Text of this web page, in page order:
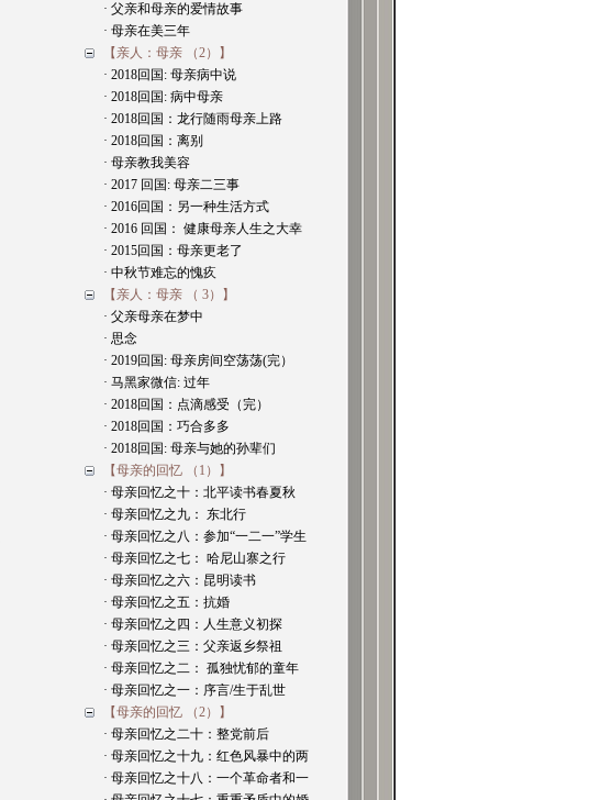
· 父亲和母亲的爱情故事
· 母亲在美三年
【亲人：母亲 （2）】
· 2018回国: 母亲病中说
· 2018回国: 病中母亲
· 2018回国：龙行随雨母亲上路
· 2018回国：离别
· 母亲教我美容
· 2017 回国: 母亲二三事
· 2016回国：另一种生活方式
· 2016 回国： 健康母亲人生之大幸
· 2015回国：母亲更老了
· 中秋节难忘的愧疚
【亲人：母亲 （ 3）】
· 父亲母亲在梦中
· 思念
· 2019回国: 母亲房间空荡荡(完）
· 马黑家微信: 过年
· 2018回国：点滴感受（完）
· 2018回国：巧合多多
· 2018回国: 母亲与她的孙辈们
【母亲的回忆 （1）】
· 母亲回忆之十：北平读书春夏秋
· 母亲回忆之九： 东北行
· 母亲回忆之八：参加“一二一”学生
· 母亲回忆之七： 哈尼山寨之行
· 母亲回忆之六：昆明读书
· 母亲回忆之五：抗婚
· 母亲回忆之四：人生意义初探
· 母亲回忆之三：父亲返乡祭祖
· 母亲回忆之二： 孤独忧郁的童年
· 母亲回忆之一：序言/生于乱世
【母亲的回忆 （2）】
· 母亲回忆之二十：整党前后
· 母亲回忆之十九：红色风暴中的两
· 母亲回忆之十八：一个革命者和一